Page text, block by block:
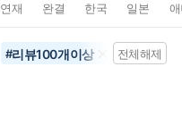
연재 완결 한국 일본
#리뷰100개이상 #삼각로
전체해제